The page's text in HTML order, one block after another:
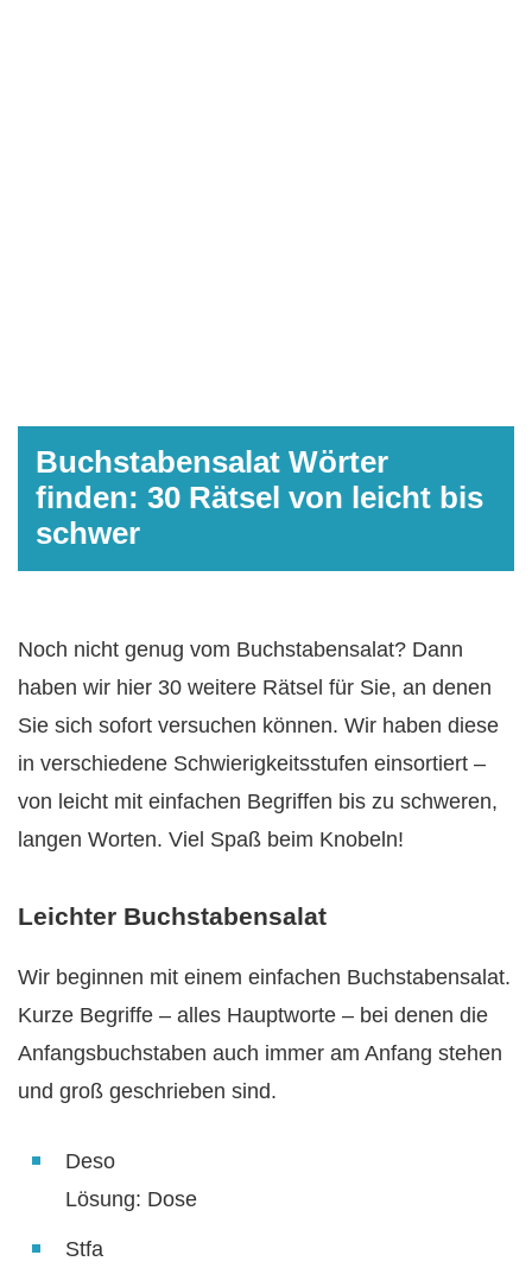
Buchstabensalat Wörter
finden: 30 Rätsel von leicht bis
schwer
Noch nicht genug vom Buchstabensalat? Dann
haben wir hier 30 weitere Rätsel für Sie, an denen
Sie sich sofort versuchen können. Wir haben diese
in verschiedene Schwierigkeitsstufen einsortiert –
von leicht mit einfachen Begriffen bis zu schweren,
langen Worten. Viel Spaß beim Knobeln!
Leichter Buchstabensalat
Wir beginnen mit einem einfachen Buchstabensalat.
Kurze Begriffe – alles Hauptworte – bei denen die
Anfangsbuchstaben auch immer am Anfang stehen
und groß geschrieben sind.
Deso
Lösung: Dose
Stfa